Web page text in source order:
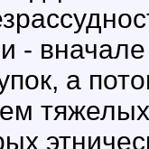
-
а